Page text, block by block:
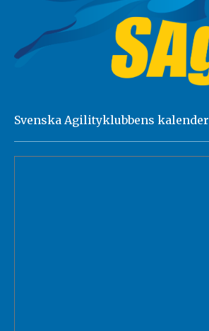
Svenska Agilityklubbens kalender